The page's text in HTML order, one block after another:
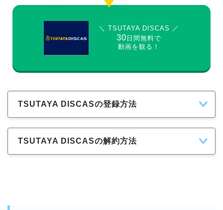
＼ TSUTAYA DISCAS ／
30 日間無料で
動画を観る！
TSUTAYA DISCASの登録方法
TSUTAYA DISCASの解約方法